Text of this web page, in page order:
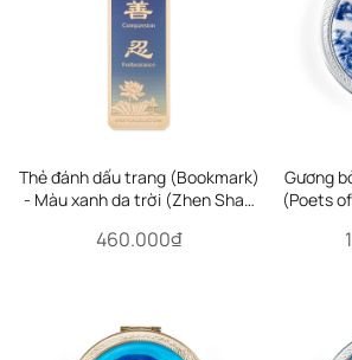
Thẻ đánh dấu trang (Bookmark)
- Màu xanh da trời (Zhen Shan
460.000₫
Gương
(Poets